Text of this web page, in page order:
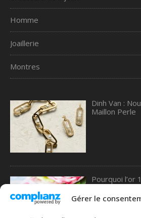
Gérer le
Homme
Joaillerie
Montres
Dinh Van :
Maillon Perle
Pourquoi l’or
comme le
alliances,
Diamonds